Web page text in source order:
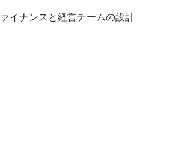
イナンスと経営チームの設計